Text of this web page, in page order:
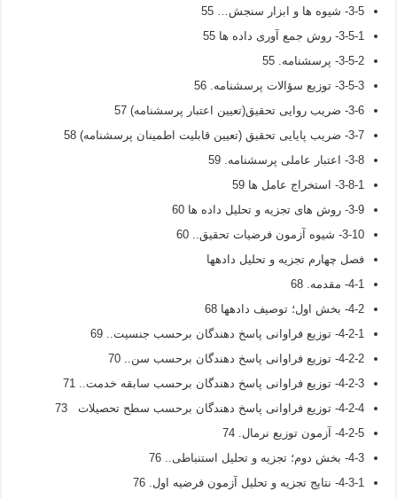
3-5- شیوه ها و ابزار سنجش… 55
3-5-1- روش جمع آوری داده ها 55
3-5-2- پرسشنامه. 55
3-5-3- توزیع سؤالات پرسشنامه. 56
3-6- ضریب روایی تحقیق(تعیین اعتبار پرسشنامه) 57
3-7- ضریب پایایی تحقیق (تعیین قابلیت اطمینان پرسشنامه) 58
3-8- اعتبار عاملی پرسشنامه. 59
3-8-1- استخراج عامل ها 59
3-9- روش های تجزیه و تحلیل داده ها 60
3-10- شیوه آزمون فرضیات تحقیق.. 60
فصل چهارم تجزیه و تحلیل دادهها
4-1- مقدمه. 68
4-2- بخش اول؛ توصیف دادهها 68
4-2-1- توزیع فراوانی پاسخ دهندگان برحسب جنسیت.. 69
4-2-2- توزیع فراوانی پاسخ دهندگان برحسب سن.. 70
4-2-3- توزیع فراوانی پاسخ دهندگان برحسب سابقه خدمت.. 71
4-2-4- توزیع فراوانی پاسخ دهندگان برحسب سطح تحصیلات 73
4-2-5- آزمون توزیع نرمال. 74
4-3- بخش دوم؛ تجزیه و تحلیل استنباطی.. 76
4-3-1- نتایج تجزیه و تحلیل آزمون فرضیه اول. 76